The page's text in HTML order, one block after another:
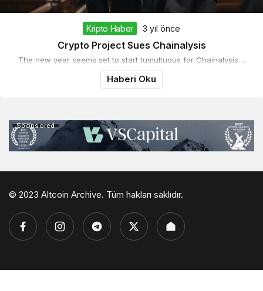
Kripto Haber 3 yıl önce
Crypto Project Sues Chainalysis
The new year seems set to start tumultuous for Chainalysis....
Haberi Oku
Sponsored
© 2023 Altcoin Archive. Tüm hakları saklıdır.